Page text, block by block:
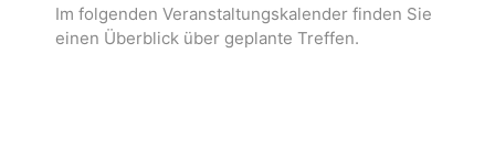
Im folgenden Veranstaltungskalender finden Sie
einen Überblick über geplante Treffen.